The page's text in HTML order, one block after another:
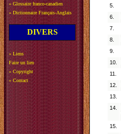
» Glossaire franco-canadien
» Dictionnaire Français-Anglais
DIVERS
» Liens
Faire un lien
» Copyright
» Contact
5.
6.
7.
8.
9.
10.
11.
12.
13.
14.
15.